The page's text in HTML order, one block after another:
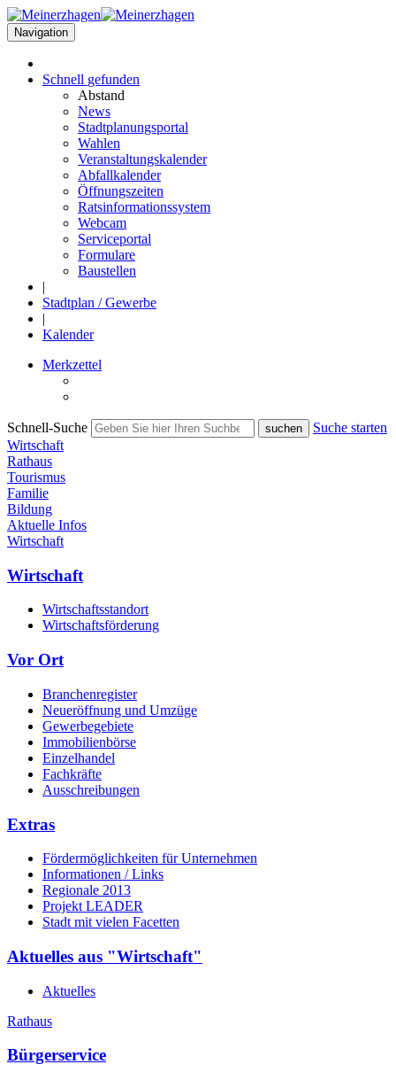
Navigation
Schnell gefunden
Abstand
News
Stadtplanungsportal
Wahlen
Veranstaltungskalender
Abfallkalender
Öffnungszeiten
Ratsinformationssystem
Webcam
Serviceportal
Formulare
Baustellen
|
Stadtplan / Gewerbe
|
Kalender
Merkzettel
Schnell-Suche
Suche starten
Wirtschaft
Rathaus
Tourismus
Familie
Bildung
Aktuelle Infos
Wirtschaft
Wirtschaft
Wirtschaftsstandort
Wirtschaftsförderung
Vor Ort
Branchenregister
Neueröffnung und Umzüge
Gewerbegebiete
Immobilienbörse
Einzelhandel
Fachkräfte
Ausschreibungen
Extras
Fördermöglichkeiten für Unternehmen
Informationen / Links
Regionale 2013
Projekt LEADER
Stadt mit vielen Facetten
Aktuelles aus "Wirtschaft"
Aktuelles
Rathaus
Bürgerservice